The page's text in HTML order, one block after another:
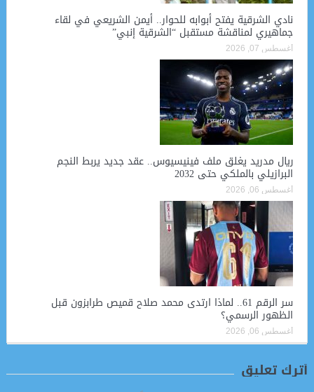
نادي الشرقية يفتح أبوابه للحوار.. أيمن الشريعي في لقاء
جماهيري لمناقشة مستقبل “الشرقية إنبي”
أغسطس 07, 2026
ريال مدريد يغلق ملف فينيسيوس.. عقد جديد يربط النجم
البرازيلي بالملكي حتى 2032
أغسطس 06, 2026
سر الرقم 61.. لماذا ارتدى محمد صلاح قميص طرابزون قبل
الظهور الرسمي؟
أغسطس 06, 2026
أترك تعليق